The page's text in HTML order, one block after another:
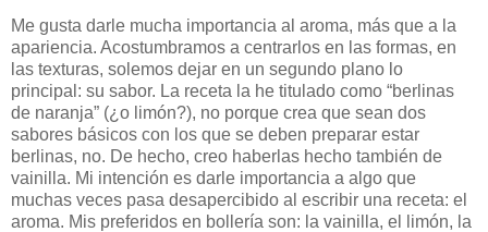
Me gusta darle mucha importancia al aroma, más que a la
apariencia. Acostumbramos a centrarlos en las formas, en
las texturas, solemos dejar en un segundo plano lo
principal: su sabor. La receta la he titulado como “berlinas
de naranja” (¿o limón?), no porque crea que sean dos
sabores básicos con los que se deben preparar estar
berlinas, no. De hecho, creo haberlas hecho también de
vainilla. Mi intención es darle importancia a algo que
muchas veces pasa desapercibido al escribir una receta: el
aroma. Mis preferidos en bollería son: la vainilla, el limón, la